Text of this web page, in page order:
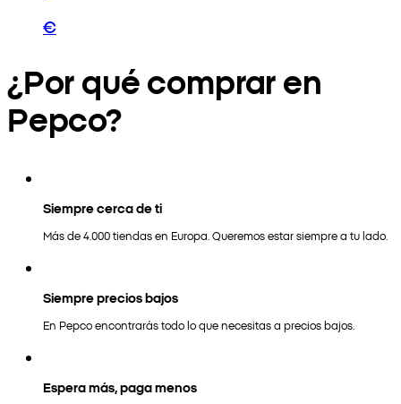
€
¿Por qué comprar en
Pepco?
Siempre cerca de ti
Más de 4.000 tiendas en Europa. Queremos estar siempre a tu lado.
Siempre precios bajos
En Pepco encontrarás todo lo que necesitas a precios bajos.
Espera más, paga menos